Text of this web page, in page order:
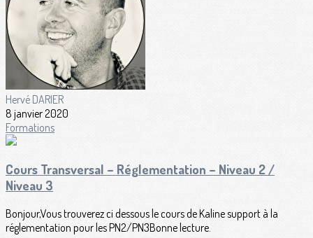
Hervé DARIER
8 janvier 2020
Formations
Cours Transversal – Réglementation – Niveau 2 /
Niveau 3
Bonjour,Vous trouverez ci dessous le cours de Kaline support à la
réglementation pour les PN2/PN3Bonne lecture.